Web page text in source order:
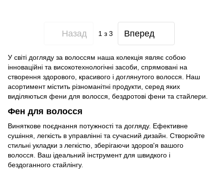
Назад 1 з 3 Вперед
У світі догляду за волоссям наша колекція являє собою
інноваційні та високотехнологічні засоби, спрямовані на
створення здорового, красивого і доглянутого волосся. Наш
асортимент містить різноманітні продукти, серед яких
виділяються фени для волосся, бездротові фени та стайлери.
Фен для волосся
Виняткове поєднання потужності та догляду. Ефективне
сушіння, легкість в управлінні та сучасний дизайн. Створюйте
стильні укладки з легкістю, зберігаючи здоров'я вашого
волосся. Ваш ідеальний інструмент для швидкого і
бездоганного стайлінгу.